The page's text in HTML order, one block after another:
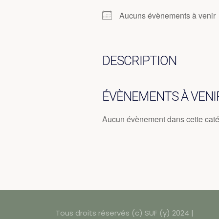
Aucuns évènements à venir
DESCRIPTION
ÉVÈNEMENTS À
Aucun évènement dans cette
Tous droits réservés (c) SUF (y) 2024 |